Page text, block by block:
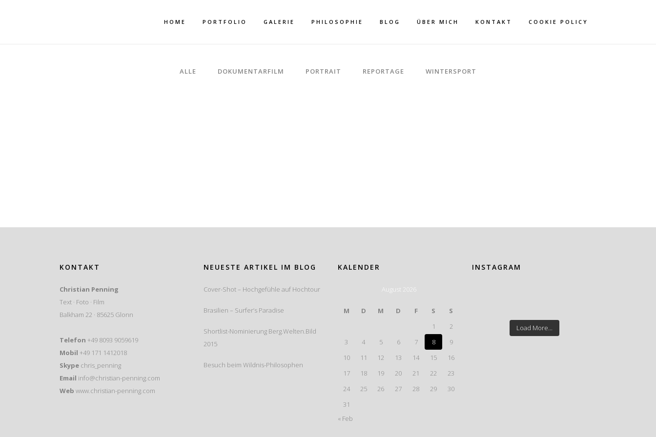
HOME PORTFOLIO GALERIE PHILOSOPHIE BLOG ÜBER MICH KONTAKT COOKIE POLICY
ALLE DOKUMENTARFILM PORTRAIT REPORTAGE WINTERSPORT
KONTAKT
Christian Penning
Text · Foto · Film
Balkham 22 · 85625 Glonn
Telefon +49 8093 9059619
Mobil +49 171 1412018
Skype chris_penning
Email info@christian-penning.com
Web www.christian-penning.com
NEUESTE ARTIKEL IM BLOG
Cover-Shot – Hochgefühle auf Hochtour
Brasilien – Surfer’s Paradise
Shortlist-Nominierung Berg.Welten.Bild
2015
Besuch beim Wildnis-Philosophen
KALENDER
August 2026
M D M D F S
S
1
2
3
4 5 6 7 8
9
10
11 12 13 14 15
16
17
18 19 20 21 22
23
24
25 26 27 28 29
30
31
« Feb
INSTAGRAM
Load More...